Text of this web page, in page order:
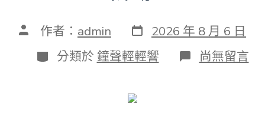
文 作者： admin 發
表
日
期
2026 年 8 月 6 日
分
類
分類於 鐘聲輕輕響 在
〈若
尚無留言